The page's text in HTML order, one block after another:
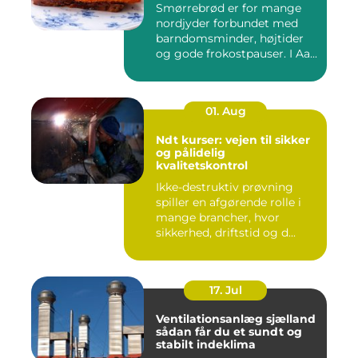
Smørrebrød er for mange
nordjyder forbundet med
barndomsminder, højtider
og gode frokostpauser. I Aa...
01. Aug
Ndt kurser: vejen til sikker
og pålidelig
kvalitetskontrol
Ikke-destruktiv prøvning
spiller en afgørende rolle i
mange brancher, hvor
sikkerhed, driftstid og d...
17. Jul
Ventilationsanlæg sjælland
sådan får du et sundt og
stabilt indeklima